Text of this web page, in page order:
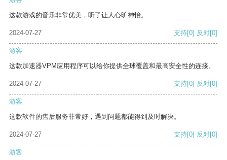
这款游戏的音乐非常优美，听了让人心旷神怡。
2024-07-27 支持[0] 反对[0]
游客
这款加速器VPM应用程序可以给你提供全球覆盖和最高安全性的连接。
2024-07-27 支持[0] 反对[0]
游客
这款软件的售后服务非常好，遇到问题都能得到及时解决。
2024-07-27 支持[0] 反对[0]
游客